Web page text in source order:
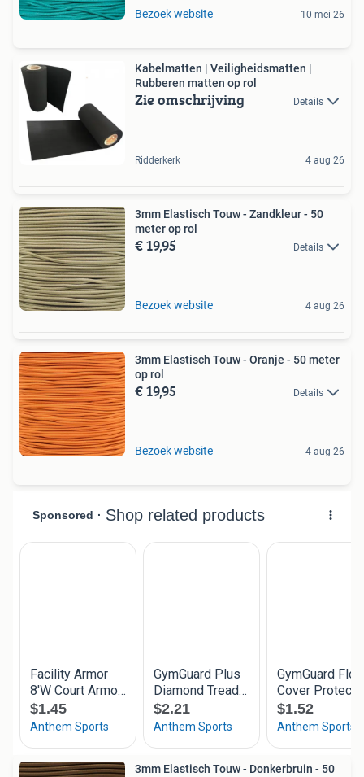
Bezoek website 10 mei 26
Kabelmatten | Veiligheidsmatten |
Rubberen matten op rol
Zie omschrijving Details
Ridderkerk 4 aug 26
3mm Elastisch Touw - Zandkleur - 50
meter op rol
€ 19,95 Details
Bezoek website 4 aug 26
3mm Elastisch Touw - Oranje - 50 meter
op rol
€ 19,95 Details
Bezoek website 4 aug 26
3mm Elastisch Touw - Donkerbruin - 50